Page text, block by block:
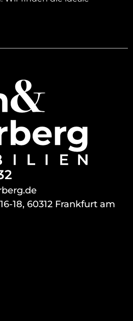
18, 60312 Frankfurt am